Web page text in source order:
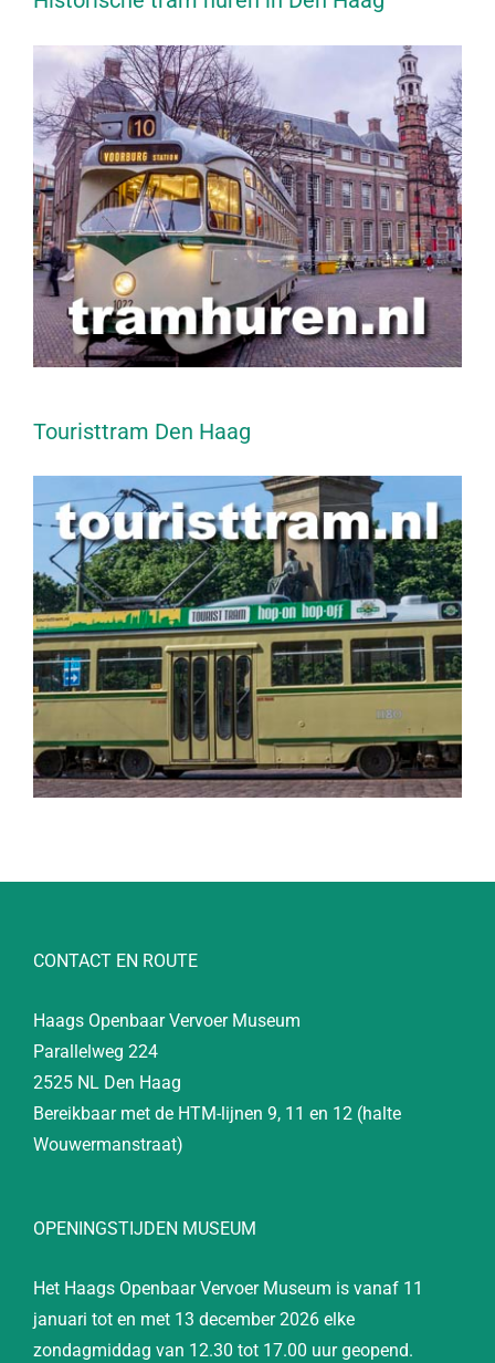
Touristtram Den Haag
CONTACT EN ROUTE
Haags Openbaar Vervoer Museum
Parallelweg 224
2525 NL Den Haag
Bereikbaar met de HTM-lijnen 9, 11 en 12 (halte
Wouwermanstraat)
OPENINGSTIJDEN MUSEUM
Het Haags Openbaar Vervoer Museum is vanaf 11
januari tot en met 13 december 2026 elke
zondagmiddag van 12.30 tot 17.00 uur geopend.